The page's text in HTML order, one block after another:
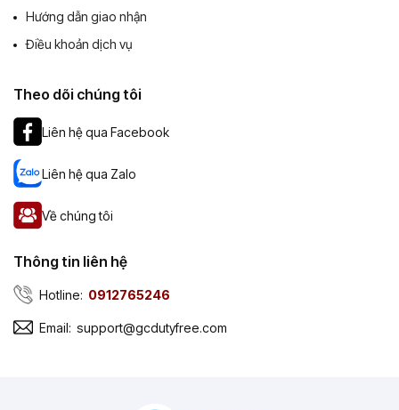
Hướng dẫn giao nhận
Điều khoản dịch vụ
Theo dõi chúng tôi
Liên hệ qua Facebook
Liên hệ qua Zalo
Về chúng tôi
Thông tin liên hệ
Hotline: 0912765246
Email: support@gcdutyfree.com